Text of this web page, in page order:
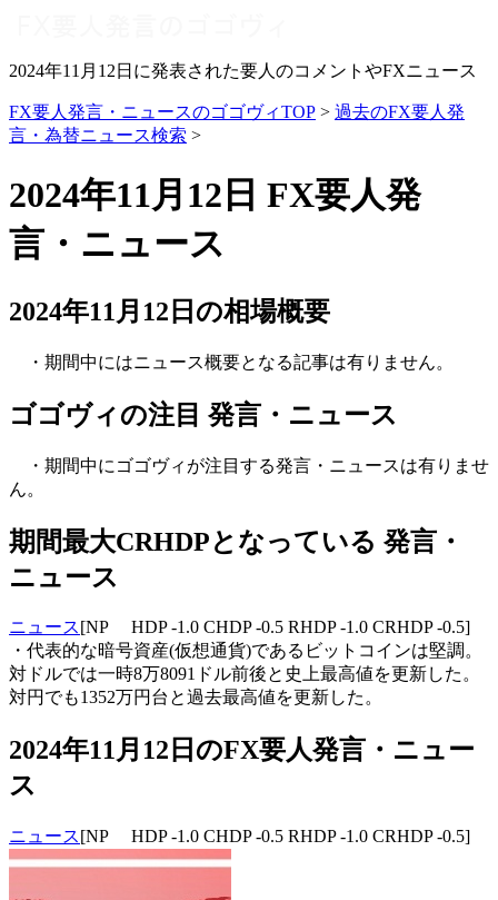
2024年11月12日に発表された要人のコメントやFXニュース
FX要人発言・ニュースのゴゴヴィTOP > 過去のFX要人発
言・為替ニュース検索 >
2024年11月12日 FX要人発
言・ニュース
2024年11月12日の相場概要
・期間中にはニュース概要となる記事は有りません。
ゴゴヴィの注目 発言・ニュース
・期間中にゴゴヴィが注目する発言・ニュースは有りませ
ん。
期間最大CRHDPとなっている 発言・
ニュース
ニュース[NP HDP -1.0 CHDP -0.5 RHDP -1.0 CRHDP -0.5]
・代表的な暗号資産(仮想通貨)であるビットコインは堅調。
対ドルでは一時8万8091ドル前後と史上最高値を更新した。
対円でも1352万円台と過去最高値を更新した。
2024年11月12日のFX要人発言・ニュー
ス
ニュース[NP HDP -1.0 CHDP -0.5 RHDP -1.0 CRHDP -0.5]